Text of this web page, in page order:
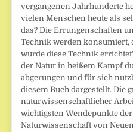
vergangenen Jahrhunderte
vielen Menschen heute als
das? Die Errungenschaften
Technik werden konsumiert,
wurde diese Technik
der Natur in heißem Kampf
abgerungen und für sich
diesem Buch dargestellt. Die
naturwissenschaftlicher
wichtigsten Wendepunkte
Naturwissenschaft von